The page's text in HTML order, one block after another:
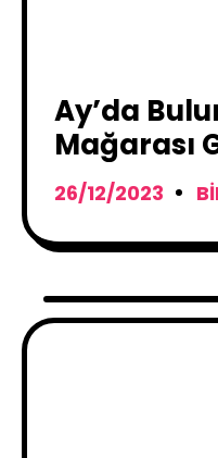
Ay’da
Mağarası
Astronotlar
Olabilir !
26/12/2023